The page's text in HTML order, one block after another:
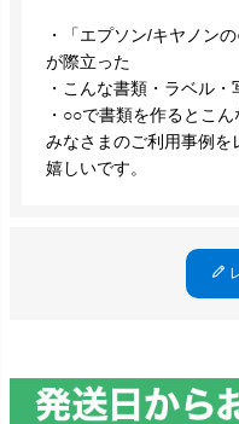
・「エプソン/キヤノン
が際立った
・こんな書類・ラベル
・○○で書類を作るとこ
みなさまのご利用事例を
嬉しいです。